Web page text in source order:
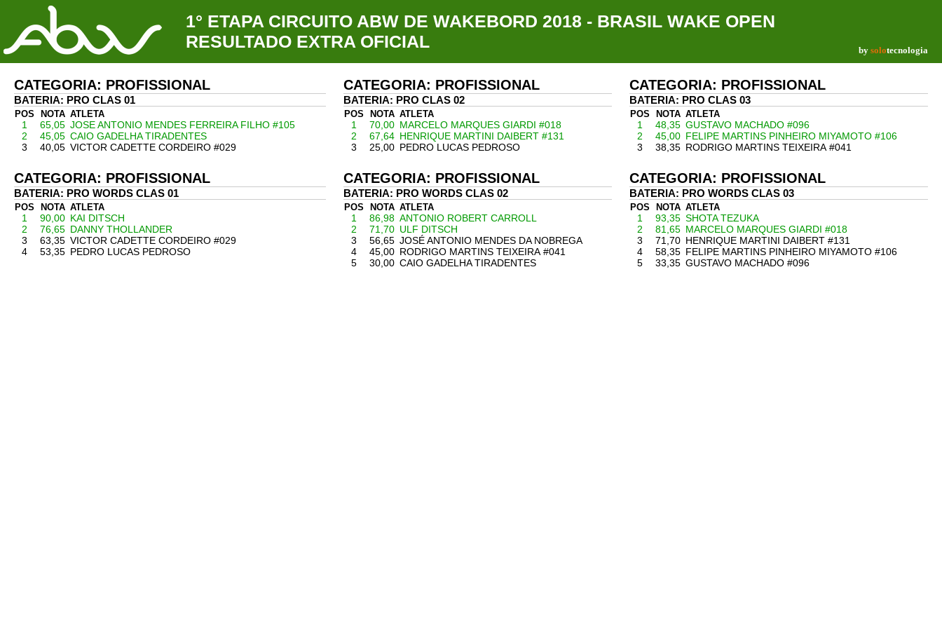
1° ETAPA CIRCUITO ABW DE WAKEBORD 2018 - BRASIL WAKE OPEN
RESULTADO EXTRA OFICIAL
by solotecnologia
CATEGORIA: PROFISSIONAL
BATERIA: PRO CLAS 01
POS NOTA ATLETA
1 65,05 JOSE ANTONIO MENDES FERREIRA FILHO #105
2
45,05 CAIO GADELHA TIRADENTES
3
40,05 VICTOR CADETTE CORDEIRO #029
CATEGORIA: PROFISSIONAL
BATERIA: PRO CLAS 02
POS NOTA ATLETA
1 70,00 MARCELO MARQUES GIARDI #018
2
67,64 HENRIQUE MARTINI DAIBERT #131
3
25,00 PEDRO LUCAS PEDROSO
CATEGORIA: PROFISSIONAL
BATERIA: PRO CLAS 03
POS NOTA ATLETA
1 48,35 GUSTAVO MACHADO #096
2
45,00 FELIPE MARTINS PINHEIRO MIYAMOTO #106
3
38,35 RODRIGO MARTINS TEIXEIRA #041
CATEGORIA: PROFISSIONAL
BATERIA: PRO WORDS CLAS 01
POS NOTA ATLETA
1 90,00 KAI DITSCH
2
76,65 DANNY THOLLANDER
3
63,35 VICTOR CADETTE CORDEIRO #029
4
53,35 PEDRO LUCAS PEDROSO
CATEGORIA: PROFISSIONAL
BATERIA: PRO WORDS CLAS 02
POS NOTA ATLETA
1 86,98 ANTONIO ROBERT CARROLL
2
71,70 ULF DITSCH
3
56,65 JOSÉ ANTONIO MENDES DA NOBREGA
4
45,00 RODRIGO MARTINS TEIXEIRA #041
5
30,00 CAIO GADELHA TIRADENTES
CATEGORIA: PROFISSIONAL
BATERIA: PRO WORDS CLAS 03
POS NOTA ATLETA
1 93,35 SHOTA TEZUKA
2
81,65 MARCELO MARQUES GIARDI #018
3
71,70 HENRIQUE MARTINI DAIBERT #131
4
58,35 FELIPE MARTINS PINHEIRO MIYAMOTO #106
5
33,35 GUSTAVO MACHADO #096